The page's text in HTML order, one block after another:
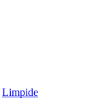
Limpide